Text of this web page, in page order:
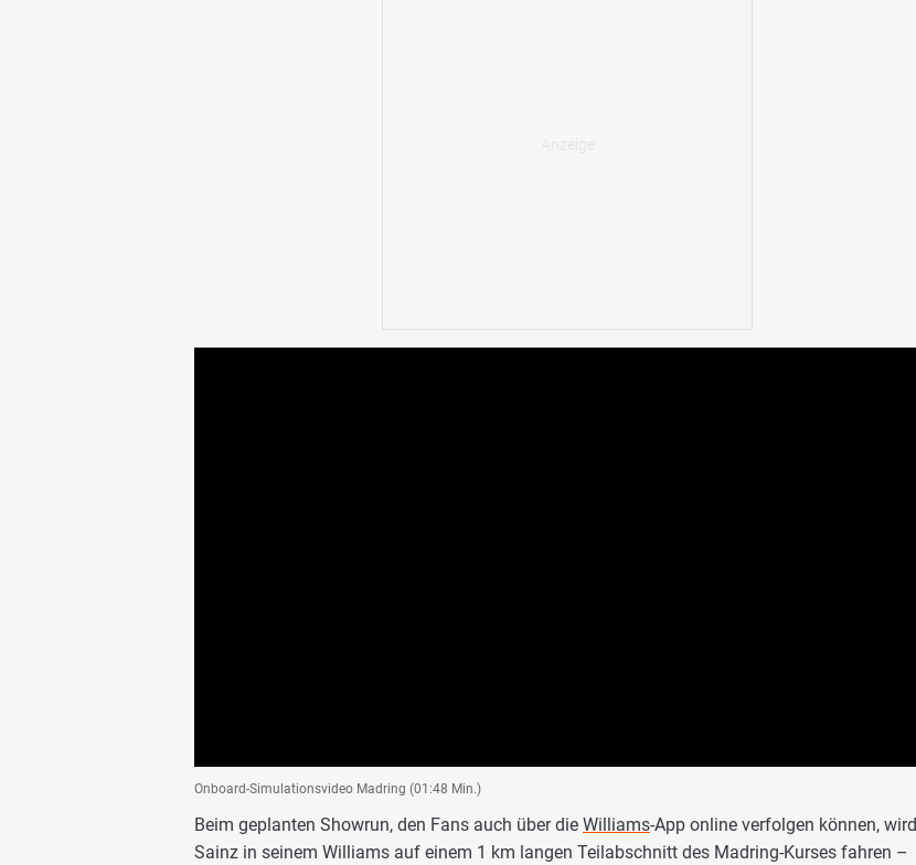
Onboard-Simulationsvideo Madring (01:48 Min.)
Beim geplanten Showrun, den Fans auch über die Williams-App online verfolgen können, wird
Sainz in seinem Williams auf einem 1 km langen Teilabschnitt des Madring-Kurses fahren –